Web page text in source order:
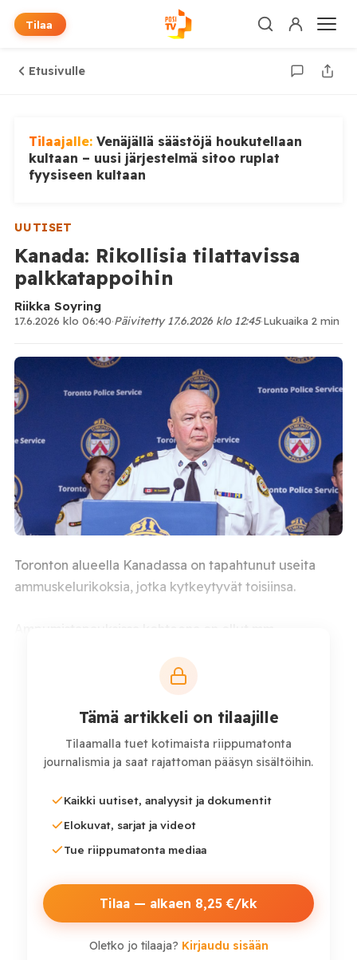
Tilaa
Etusivulle
Tilaajalle: Venäjällä säästöjä houkutellaan
kultaan – uusi järjestelmä sitoo ruplat
fyysiseen kultaan
UUTISET
Kanada: Rikollisia tilattavissa
palkkatappoihin
Riikka Soyring
17.6.2026 klo 06:40·Päivitetty 17.6.2026 klo 12:45·Lukuaika 2 min
Toronton alueella Kanadassa on tapahtunut useita
ammuskelurikoksia, jotka kytkeytyvät toisiinsa.
synagogia. Tutkimusten aikana poliisiupseeri
ammuttiin hänen ollessaan suorittamassa
tapaukseen liittyvää kotietsintää. Ampujaksi epäilty on
poliisin hallussa, ja häntä tullaan syyttämään
ensimmäisen asteen murhasta.
Tämä artikkeli on tilaajille
Tilaamalla tuet kotimaista riippumatonta
journalismia ja saat rajattoman pääsyn sisältöihin.
Kaikki uutiset, analyysit ja dokumentit
Elokuvat, sarjat ja videot
Tue riippumatonta mediaa
Tilaa — alkaen 8,25 €/kk
Oletko jo tilaaja? Kirjaudu sisään